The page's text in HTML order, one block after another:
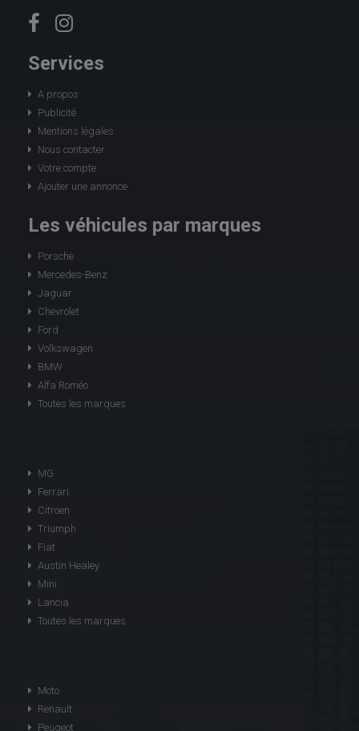
Services
A propos
Publicité
Mentions légales
Nous contacter
Votre compte
Ajouter une annonce
Les véhicules par marques
Porsche
Mercedes-Benz
Jaguar
Chevrolet
Ford
Volkswagen
BMW
Alfa Roméo
Toutes les marques
MG
Ferrari
Citroen
Triumph
Fiat
Austin Healey
Mini
Lancia
Toutes les marques
Moto
Renault
Peugeot